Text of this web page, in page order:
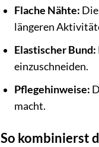
Flache Nähte:
längeren
Elastischer Bund:
einzuschneiden.
Pflegehinweise:
macht.
So kombinierst